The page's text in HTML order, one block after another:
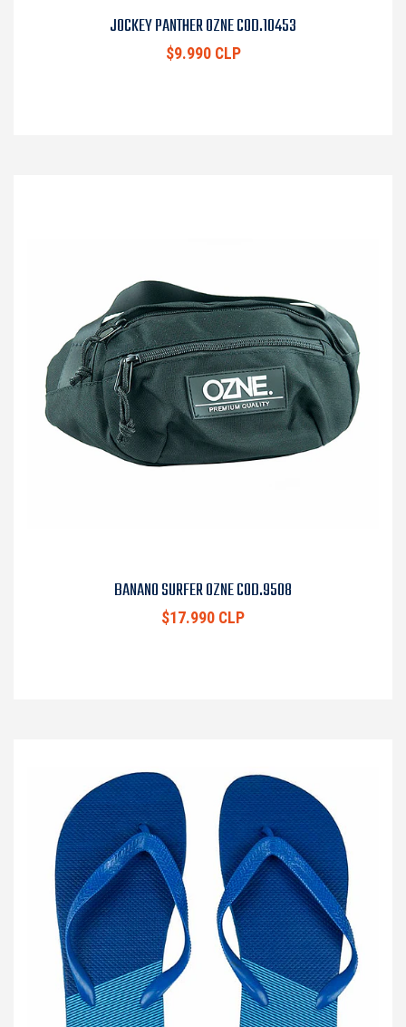
JOCKEY PANTHER OZNE COD.10453
$9.990 CLP
BANANO SURFER OZNE COD.9508
$17.990 CLP